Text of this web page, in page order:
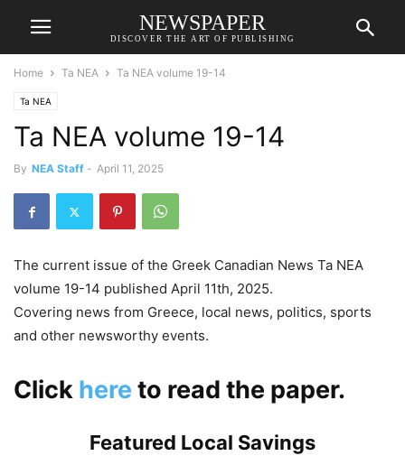
NEWSPAPER
DISCOVER THE ART OF PUBLISHING
Home Ta NEA Ta NEA volume 19-14
Ta NEA
Ta NEA volume 19-14
By NEA Staff - April 11, 2025
The current issue of the Greek Canadian News Ta NEA
volume 19-14 published April 11th, 2025.
Covering news from Greece, local news, politics, sports
and other newsworthy events.
Click here to read the paper.
Featured Local Savings